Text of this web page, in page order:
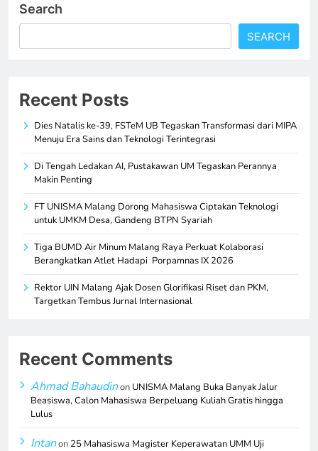
Search
SEARCH
Recent Posts
Dies Natalis ke-39, FSTeM UB Tegaskan Transformasi dari MIPA
Menuju Era Sains dan Teknologi Terintegrasi
Di Tengah Ledakan AI, Pustakawan UM Tegaskan Perannya
Makin Penting
FT UNISMA Malang Dorong Mahasiswa Ciptakan Teknologi
untuk UMKM Desa, Gandeng BTPN Syariah
Tiga BUMD Air Minum Malang Raya Perkuat Kolaborasi
Berangkatkan Atlet Hadapi Porpamnas IX 2026
Rektor UIN Malang Ajak Dosen Glorifikasi Riset dan PKM,
Targetkan Tembus Jurnal Internasional
Recent Comments
Ahmad Bahaudinon UNISMA Malang Buka Banyak Jalur
Beasiswa, Calon Mahasiswa Berpeluang Kuliah Gratis hingga
Lulus
Intanon 25 Mahasiswa Magister Keperawatan UMM Uji